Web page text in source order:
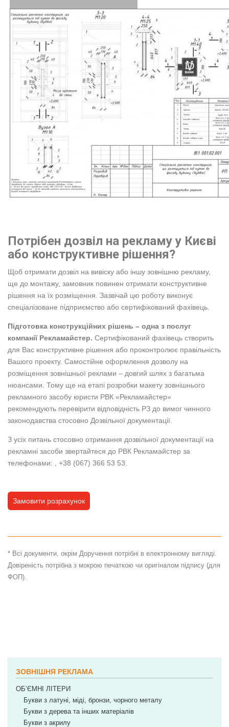
Потрібен дозвіл на рекламу у Києві
або конструктивне рішення?
Щоб отримати дозвіл на вивіску або iншу зовнішню рекламу,
ще до монтажу, замовник повинен отримати конструктивне
рiшення на їх розмiщення. Зазвічай цю роботу виконує
спеціалізоване підприємство або сертифікований фахівець.
Підготовка конструкційних рішень – одна з послуг
компанії Рекламайстер. Сертифікований фахівець створить
для Вас конструктивне рiшення або проконтролює правільність
Вашого проекту. Самостійне оформлення дозволу на
розміщення зовнішньої реклами – довгий шлях з багатьма
нюансами. Тому ще на етапі розробки макету зовнішнього
рекламного засобу юристи РВК «Рекламайстер»
рекомендують перевірити відповідність РЗ до вимог чинного
законодавства стосовно Дозвільної документації.
З усіх питань стосовно отримання дозвільної документації на
рекламні засоби звертайтеся до РВК Рекламайстер за
телефонами: , +38 (067) 366 53 53.
Замовити розрахунок
* Всі документи, окрім Доручення потрібні в електронному вигляді.
Довіреність потрібна з мокрою печаткою чи оригіналом підпису (для
ФОП).
ЗОВНІШНЯ РЕКЛАМА
ОБ’ЄМНІ ЛІТЕРИ
Букви з латуні, міді, бронзи, чорного металу
Букви з дерева та інших матеріалів
Букви з акрилу